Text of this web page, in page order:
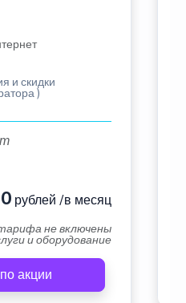
и скидки
)
рублей /в месяц
не включены
и оборудование
акции